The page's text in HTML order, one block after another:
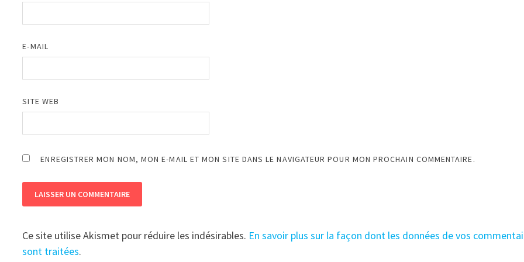
E-MAIL
SITE WEB
ENREGISTRER MON NOM, MON E-MAIL ET MON SITE DANS LE NAVIGATEUR POUR MON PROCHAIN COMMENTAIRE.
Ce site utilise Akismet pour réduire les indésirables. En savoir plus sur la façon dont les données de vos
sont traitées.